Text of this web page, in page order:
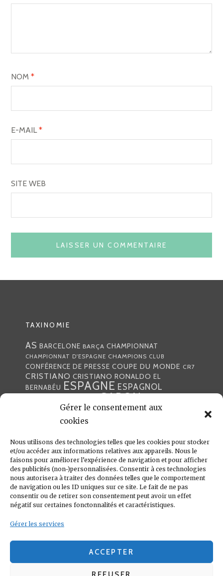
Gérer le consentement aux
cookies
Nous utilisons des technologies telles que les cookies pour stocker
et/ou accéder aux informations relatives aux appareils. Nous le
faisons pour améliorer l’expérience de navigation et pour afficher
des publicités (non-)personnalisées. Consentir à ces technologies
nous autorisera à traiter des données telles que le comportement
de navigation ou les ID uniques sur ce site. Le fait de ne pas
consentir ou de retirer son consentement peut avoir un effet
négatif sur certaines fonctonnalités et caractéristiques.
Gérer les services
ACCEPTER
NOM*
E-MAIL*
SITE WEB
TAXINOMIE
AS BARCELONE BARÇA CHAMPIONNAT
CHAMPIONNAT D'ESPAGNE CHAMPIONS CLUB
CONFÉRENCE DE PRESSE COUPE DU MONDE CR7
CRISTIANO CRISTIANO RONALDO EL
BERNABÉU ESPAGNE ESPAGNOL
GABON
JULEN LOPETEGUI KARIM BENZÉMA
LIGUE DES CHAMPIONS
MADRILÈNES MARCA MARCELO MERCATO
MERENGUE MERENGUES PORTUGAL PRESSE
PRESSE MADRILÈNEREALREAL
MADRID RONALDO SANTIAGO SOLARI
UEFA ZIDANE ZINÉDINE ZINÉDINE ZIDANE
LIENS UTILES
REAL MADRID
CONDITIONS GÉNÉRALES
POLITIQUE DE COOKIES (UE)